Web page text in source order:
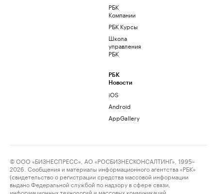
РБК
Компании
РБК Курсы
Школа
управления
РБК
РБК
Новости
iOS
Android
AppGallery
© ООО «БИЗНЕСПРЕСС», АО «РОСБИЗНЕСКОНСАЛТИНГ», 1995–
2026. Сообщения и материалы информационного агентства «РБК»
(свидетельство о регистрации средства массовой информации
выдано Федеральной службой по надзору в сфере связи,
информационных технологий и массовых коммуникаций